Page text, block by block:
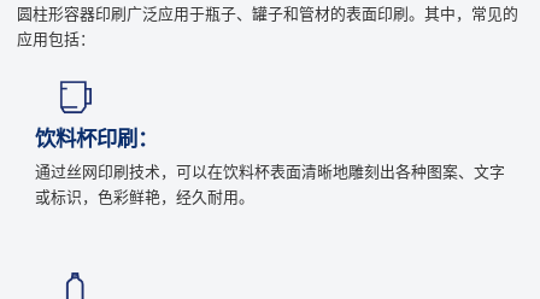
圆柱形容器印刷广泛应用于瓶子、罐子和管材的表面印刷。其中，常见的
应用包括：
饮料杯印刷：
通过丝网印刷技术，可以在饮料杯表面清晰地雕刻出各种图案、文字
或标识，色彩鲜艳，经久耐用。